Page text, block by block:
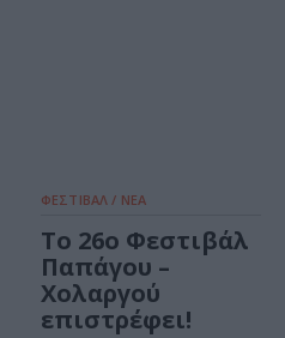
ΦΕΣΤΙΒΑΛ / ΝΕΑ
Το 26ο Φεστιβάλ
Παπάγου –
Χολαργού
επιστρέφει!